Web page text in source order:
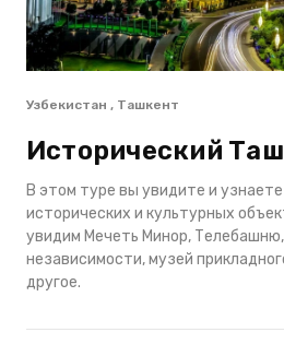
Узбекистан , Ташкент
Исторический
В этом туре вы увидите и
исторических и культурных
увидим Мечеть Минор,
независимости, музей
другое.